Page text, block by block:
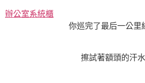
辦公室系統櫃
你巡完了最后一公里
擦試著額頭的汗水